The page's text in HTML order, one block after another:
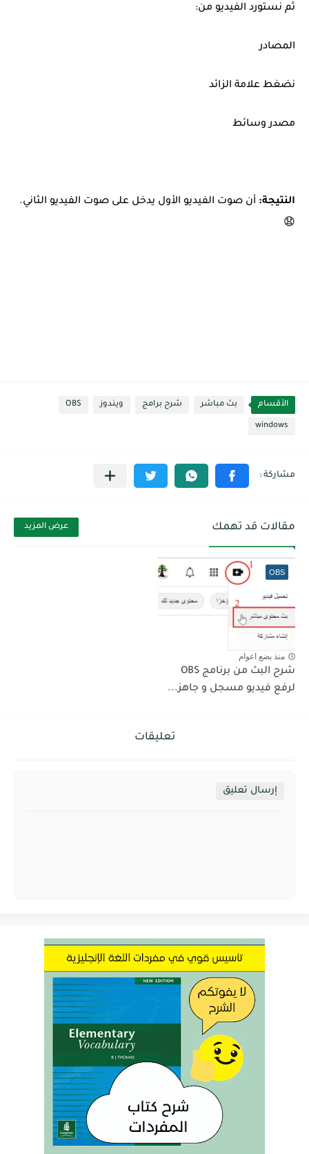
ثم نستورد الفيديو من:
المصادر
نضغط علامة الزائد
مصدر وسائط
النتيجة: أن صوت الفيديو الأول يدخل على صوت الفيديو الثاني.
😧
الأقسام بث مباشر شرح برامج ويندوز OBS
windows
مقالات قد تهمك عرض المزيد
OBS
منذ بضع اعوام
شرح البث من برنامج OBS
لرفع فيديو مسجل و جاهز...
تعليقات
إرسال تعليق